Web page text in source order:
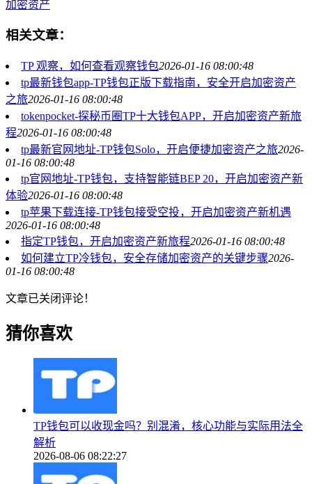
加密资产
相关文章：
TP 观察，如何查看观察钱包2026-01-16 08:00:48
tp最新钱包app-TP钱包正版下载指南，安全开启加密资产
之旅2026-01-16 08:00:48
tokenpocket-探秘币圈TP十大钱包APP，开启加密资产新旅
程2026-01-16 08:00:48
tp最新官网地址-TP钱包Solo，开启便捷加密资产之旅2026-
01-16 08:00:48
tp官网地址-TP钱包，支持智能链BEP 20，开启加密资产新
体验2026-01-16 08:00:48
tp苹果下载连接-TP钱包接受空投，开启加密资产新机遇
2026-01-16 08:00:48
指定TP钱包，开启加密资产新旅程2026-01-16 08:00:48
如何建立TP冷钱包，安全存储加密资产的关键步骤2026-
01-16 08:00:48
文章已关闭评论！
猜你喜欢
TP钱包可以收现金吗？别混淆，核心功能与实际用法全
解析
2026-08-06 08:22:27